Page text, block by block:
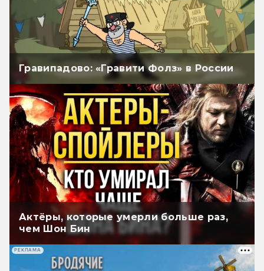
Гравипадово: «Гравити Фолз» в России
Актёры, которые умерли больше раз,
чем Шон Бин
РЕКЛАМА